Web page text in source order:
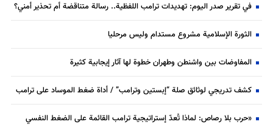
في تقرير صدر اليوم: تهديدات ترامب اللفظية.. رسالة متناقضة أم تحذير أمني؟
الثورة الإسلامية مشروع مستدام وليس مرحليا
المفاوضات بين واشنطن وطهران خطوة لها آثار إيجابية كثيرة
كشف تدريجي لوثائق صلة “إبستين وترامب” / أداة ضغط الموساد على ترامب
«حرب بلا رصاص: لماذا تُعدّ إستراتيجية ترامب القائمة على الضغط النفسي